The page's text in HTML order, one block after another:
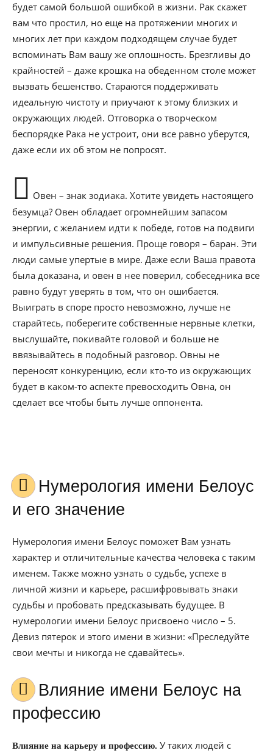
будет самой большой ошибкой в жизни. Рак скажет
вам что простил, но еще на протяжении многих и
многих лет при каждом подходящем случае будет
вспоминать Вам вашу же оплошность. Брезгливы до
крайностей – даже крошка на обеденном столе может
вызвать бешенство. Стараются поддерживать
идеальную чистоту и приучают к этому близких и
окружающих людей. Отговорка о творческом
беспорядке Рака не устроит, они все равно уберутся,
даже если их об этом не попросят.
Овен – знак зодиака. Хотите увидеть настоящего
безумца? Овен обладает огромнейшим запасом
энергии, с желанием идти к победе, готов на подвиги
и импульсивные решения. Проще говоря – баран. Эти
люди самые упертые в мире. Даже если Ваша правота
была доказана, и овен в нее поверил, собеседника все
равно будут уверять в том, что он ошибается.
Выиграть в споре просто невозможно, лучше не
старайтесь, поберегите собственные нервные клетки,
выслушайте, покивайте головой и больше не
ввязывайтесь в подобный разговор. Овны не
переносят конкуренцию, если кто-то из окружающих
будет в каком-то аспекте превосходить Овна, он
сделает все чтобы быть лучше оппонента.
Нумерология имени Белоус
и его значение
Нумерология имени Белоус поможет Вам узнать
характер и отличительные качества человека с таким
именем. Также можно узнать о судьбе, успехе в
личной жизни и карьере, расшифровывать знаки
судьбы и пробовать предсказывать будущее. В
нумерологии имени Белоус присвоено число – 5.
Девиз пятерок и этого имени в жизни: «Преследуйте
свои мечты и никогда не сдавайтесь».
Влияние имени Белоус на
профессию
Влияние на карьеру и профессию. У таких людей с